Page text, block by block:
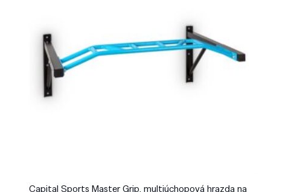
Capital Sports Master Grip, multiúchopová hrazda na